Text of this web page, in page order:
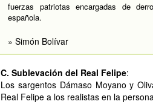
fuerzas patriotas encargadas de
española.
» Simón Bolívar
C. Sublevación del Real Felipe:
Los sargentos Dámaso Moyano y
Real Felipe a los realistas en la